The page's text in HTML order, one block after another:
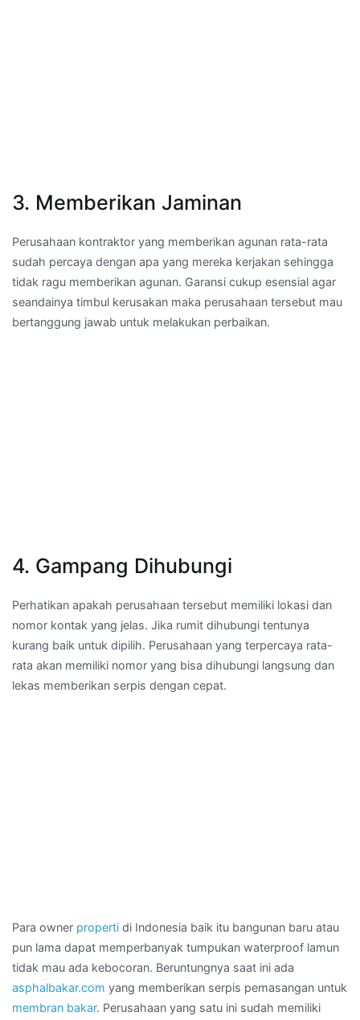
3. Memberikan Jaminan
Perusahaan kontraktor yang memberikan agunan rata-rata
sudah percaya dengan apa yang mereka kerjakan sehingga
tidak ragu memberikan agunan. Garansi cukup esensial agar
seandainya timbul kerusakan maka perusahaan tersebut mau
bertanggung jawab untuk melakukan perbaikan.
4. Gampang Dihubungi
Perhatikan apakah perusahaan tersebut memiliki lokasi dan
nomor kontak yang jelas. Jika rumit dihubungi tentunya
kurang baik untuk dipilih. Perusahaan yang terpercaya rata-
rata akan memiliki nomor yang bisa dihubungi langsung dan
lekas memberikan serpis dengan cepat.
Para owner properti di Indonesia baik itu bangunan baru atau
pun lama dapat memperbanyak tumpukan waterproof lamun
tidak mau ada kebocoran. Beruntungnya saat ini ada
asphalbakar.com yang memberikan serpis pemasangan untuk
membran bakar. Perusahaan yang satu ini sudah memiliki